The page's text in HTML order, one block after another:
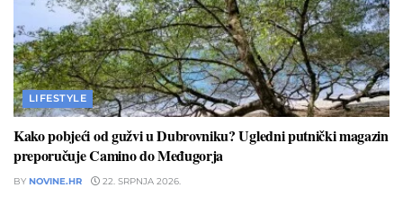
LIFESTYLE
Kako pobjeći od gužvi u Dubrovniku? Ugledni putnički magazin
preporučuje Camino do Međugorja
BY NOVINE.HR 22. SRPNJA 2026.